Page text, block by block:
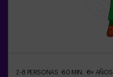
2-8 PERSONAS 60 MIN. 8+ AÑOS